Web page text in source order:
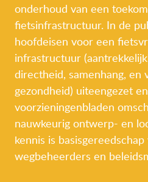
onderhoud van een
fietsinfrastructuur. In de
hoofdeisen voor een
infrastructuur
directheid, samenhang, en
gezondheid) uiteengezet
voorzieningenbladen
nauwkeurig ontwerp- en
kennis is
wegbeheerders en